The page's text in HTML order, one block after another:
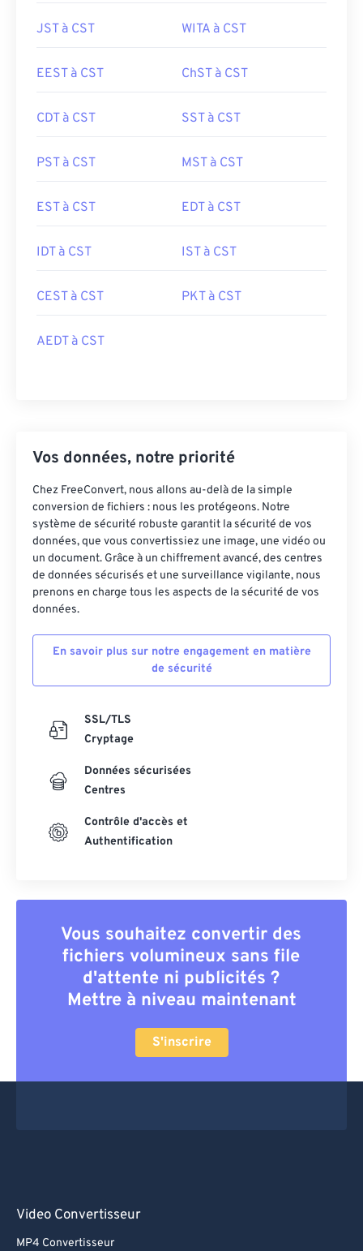
JST à CST WITA à CST
EEST à CST ChST à CST
CDT à CST SST à CST
PST à CST MST à CST
EST à CST EDT à CST
IDT à CST IST à CST
CEST à CST PKT à CST
AEDT à CST
Vos données, notre priorité
Chez FreeConvert, nous allons au-delà de la simple
conversion de fichiers : nous les protégeons. Notre
système de sécurité robuste garantit la sécurité de vos
données, que vous convertissiez une image, une vidéo ou
un document. Grâce à un chiffrement avancé, des centres
de données sécurisés et une surveillance vigilante, nous
prenons en charge tous les aspects de la sécurité de vos
données.
En savoir plus sur notre engagement en matière
de sécurité
SSL/TLS
Cryptage
Données sécurisées
Centres
Contrôle d'accès et
Authentification
Vous souhaitez convertir des
fichiers volumineux sans file
d'attente ni publicités ?
Mettre à niveau maintenant
S'inscrire
Video Convertisseur
MP4 Convertisseur